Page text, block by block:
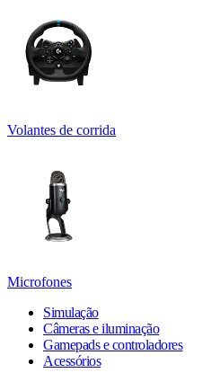
Volantes de corrida
Microfones
Simulação
Câmeras e iluminação
Gamepads e controladores
Acessórios